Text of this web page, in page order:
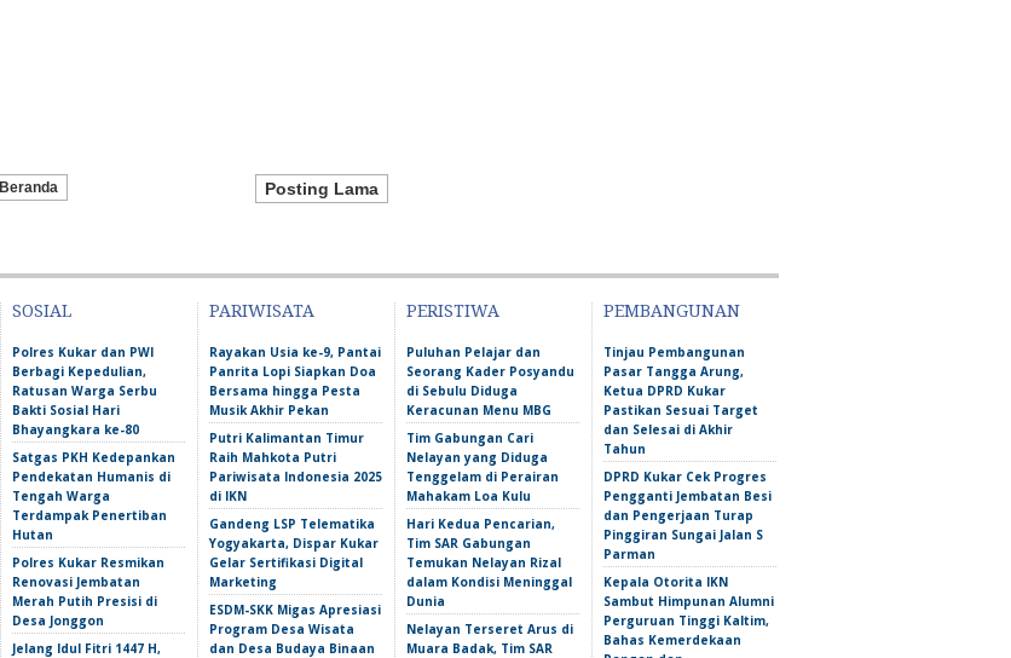
Posting Lama
Beranda
SOSIAL
Polres Kukar dan PWI
Berbagi Kepedulian,
Ratusan Warga Serbu
Bakti Sosial Hari
Bhayangkara ke-80
Satgas PKH Kedepankan
Pendekatan Humanis di
Tengah Warga
Terdampak Penertiban
Hutan
Polres Kukar Resmikan
Renovasi Jembatan
Merah Putih Presisi di
Desa Jonggon
Jelang Idul Fitri 1447 H,
PARIWISATA
Rayakan Usia ke-9, Pantai
Panrita Lopi Siapkan Doa
Bersama hingga Pesta
Musik Akhir Pekan
Putri Kalimantan Timur
Raih Mahkota Putri
Pariwisata Indonesia 2025
di IKN
Gandeng LSP Telematika
Yogyakarta, Dispar Kukar
Gelar Sertifikasi Digital
Marketing
ESDM-SKK Migas Apresiasi
Program Desa Wisata
dan Desa Budaya Binaan
PERISTIWA
Puluhan Pelajar dan
Seorang Kader Posyandu
di Sebulu Diduga
Keracunan Menu MBG
Tim Gabungan Cari
Nelayan yang Diduga
Tenggelam di Perairan
Mahakam Loa Kulu
Hari Kedua Pencarian,
Tim SAR Gabungan
Temukan Nelayan Rizal
dalam Kondisi Meninggal
Dunia
Nelayan Terseret Arus di
Muara Badak, Tim SAR
PEMBANGUNAN
Tinjau Pembangunan
Pasar Tangga Arung,
Ketua DPRD Kukar
Pastikan Sesuai Target
dan Selesai di Akhir
Tahun
DPRD Kukar Cek Progres
Pengganti Jembatan Besi
dan Pengerjaan Turap
Pinggiran Sungai Jalan S
Parman
Kepala Otorita IKN
Sambut Himpunan Alumni
Perguruan Tinggi Kaltim,
Bahas Kemerdekaan